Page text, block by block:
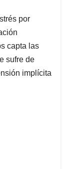
por
capta las
sufre de
implícita